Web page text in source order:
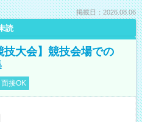
掲載日：2026.08.06
読
大会】競技会場での
接OK